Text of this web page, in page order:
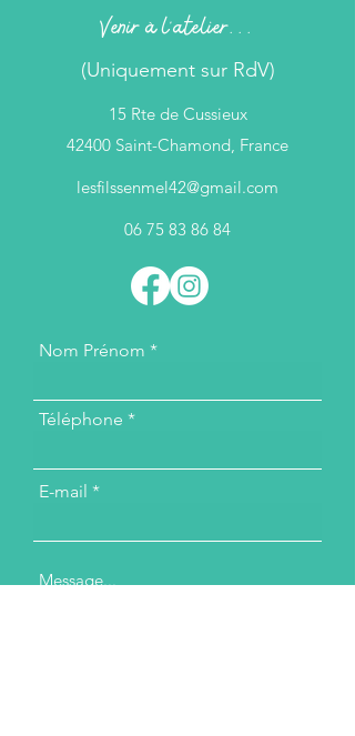
Venir à l'atelier...
(Uniquement sur RdV)
15 Rte de Cussieux
42400 Saint-Chamond, France
lesfilssenmel42@gmail.com
06 75 83 86 84
Nom Prénom
Téléphone
E-mail
Message...